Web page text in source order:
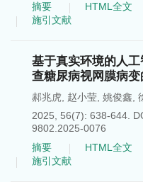
摘要
HTML全文
施引文献
基于真实环境的人
查糖尿病视网膜病
郝兆虎 赵小莹 姚俊鑫
2025, 56(7): 638-644.
9802.2025-0076
摘要
HTML全文
施引文献